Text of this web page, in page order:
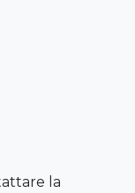
la